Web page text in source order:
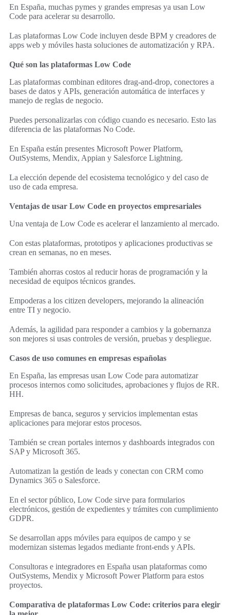
En España, muchas pymes y grandes empresas ya usan Low
Code para acelerar su desarrollo.
Las plataformas Low Code incluyen desde BPM y creadores de
apps web y móviles hasta soluciones de automatización y RPA.
Qué son las plataformas Low Code
Las plataformas combinan editores drag-and-drop, conectores a
bases de datos y APIs, generación automática de interfaces y
manejo de reglas de negocio.
Puedes personalizarlas con código cuando es necesario. Esto las
diferencia de las plataformas No Code.
En España están presentes Microsoft Power Platform,
OutSystems, Mendix, Appian y Salesforce Lightning.
La elección depende del ecosistema tecnológico y del caso de
uso de cada empresa.
Ventajas de usar Low Code en proyectos empresariales
Una ventaja de Low Code es acelerar el lanzamiento al mercado.
Con estas plataformas, prototipos y aplicaciones productivas se
crean en semanas, no en meses.
También ahorras costos al reducir horas de programación y la
necesidad de equipos técnicos grandes.
Empoderas a los citizen developers, mejorando la alineación
entre TI y negocio.
Además, la agilidad para responder a cambios y la gobernanza
son mejores si usas controles de versión, pruebas y despliegue.
Casos de uso comunes en empresas españolas
En España, las empresas usan Low Code para automatizar
procesos internos como solicitudes, aprobaciones y flujos de RR.
HH.
Empresas de banca, seguros y servicios implementan estas
aplicaciones para mejorar estos procesos.
También se crean portales internos y dashboards integrados con
SAP y Microsoft 365.
Automatizan la gestión de leads y conectan con CRM como
Dynamics 365 o Salesforce.
En el sector público, Low Code sirve para formularios
electrónicos, gestión de expedientes y trámites con cumplimiento
GDPR.
Se desarrollan apps móviles para equipos de campo y se
modernizan sistemas legados mediante front-ends y APIs.
Consultoras e integradores en España usan plataformas como
OutSystems, Mendix y Microsoft Power Platform para estos
proyectos.
Comparativa de plataformas Low Code: criterios para elegir